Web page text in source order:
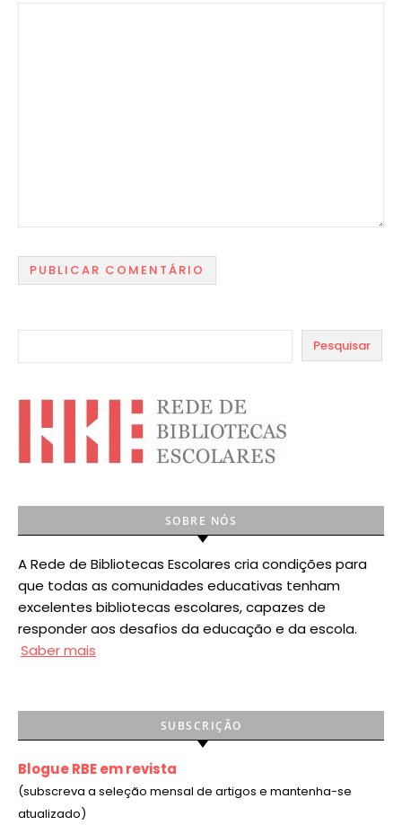
Pesquisar
SOBRE NÓS
A Rede de Bibliotecas Escolares cria condições para
que todas as comunidades educativas tenham
excelentes bibliotecas escolares, capazes de
responder aos desafios da educação e da escola.
Saber mais
SUBSCRIÇÃO
Blogue RBE em revista
(subscreva a seleção mensal de artigos e mantenha-se
atualizado)